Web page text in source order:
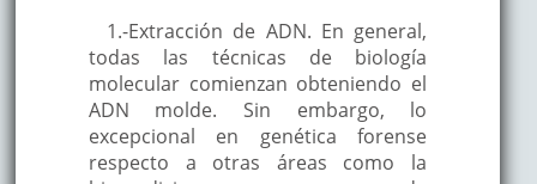
1.-Extracción de ADN. En general,
todas las técnicas de biología
molecular comienzan obteniendo el
ADN molde. Sin embargo, lo
excepcional en genética forense
respecto a otras áreas como la